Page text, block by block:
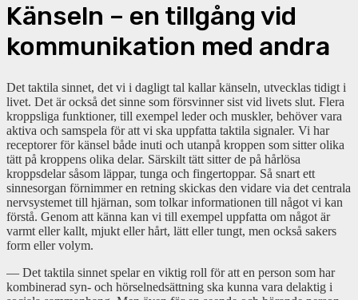
Känseln – en tillgång vid
kommunikation med andra
Det taktila sinnet, det vi i dagligt tal kallar känseln, utvecklas tidigt i
livet. Det är också det sinne som försvinner sist vid livets slut. Flera
kroppsliga funktioner, till exempel leder och muskler, behöver vara
aktiva och samspela för att vi ska uppfatta taktila signaler. Vi har
receptorer för känsel både inuti och utanpå kroppen som sitter olika
tätt på kroppens olika delar. Särskilt tätt sitter de på hårlösa
kroppsdelar såsom läppar, tunga och fingertoppar. Så snart ett
sinnesorgan förnimmer en retning skickas den vidare via det centrala
nervsystemet till hjärnan, som tolkar informationen till något vi kan
förstå. Genom att känna kan vi till exempel uppfatta om något är
varmt eller kallt, mjukt eller hårt, lätt eller tungt, men också sakers
form eller volym.
— Det taktila sinnet spelar en viktig roll för att en person som har
kombinerad syn- och hörselnedsättning ska kunna vara delaktig i